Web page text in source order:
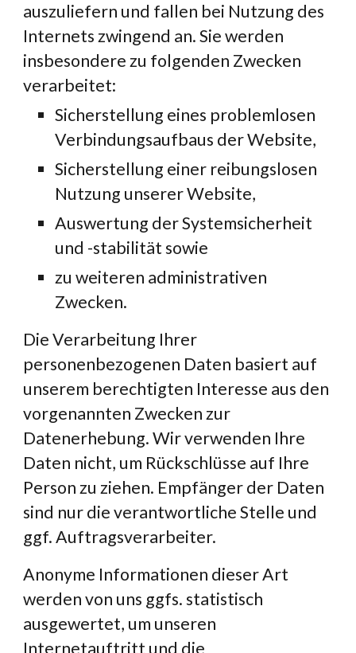
auszuliefern und fallen bei Nutzung des
Internets zwingend an. Sie werden
insbesondere zu folgenden Zwecken
verarbeitet:
Sicherstellung eines problemlosen
Verbindungsaufbaus der Website,
Sicherstellung einer reibungslosen
Nutzung unserer Website,
Auswertung der Systemsicherheit
und -stabilität sowie
zu weiteren administrativen
Zwecken.
Die Verarbeitung Ihrer
personenbezogenen Daten basiert auf
unserem berechtigten Interesse aus den
vorgenannten Zwecken zur
Datenerhebung. Wir verwenden Ihre
Daten nicht, um Rückschlüsse auf Ihre
Person zu ziehen. Empfänger der Daten
sind nur die verantwortliche Stelle und
ggf. Auftragsverarbeiter.
Anonyme Informationen dieser Art
werden von uns ggfs. statistisch
ausgewertet, um unseren
Internetauftritt und die